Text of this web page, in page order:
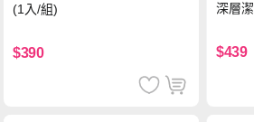
(1入/組)
$390
深層
$439